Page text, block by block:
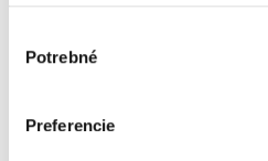
súhlasu
Potrebné
Preferencie